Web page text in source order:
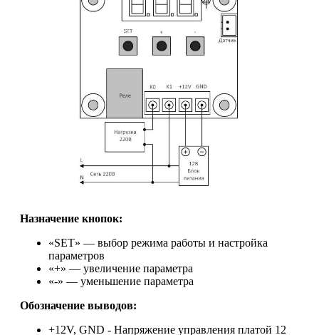
Назначение кнопок:
«SET» — выбор режима работы и настройка
параметров
«+» — увеличение параметра
«-» — уменьшение параметра
Обозначение выводов:
+12V, GND - Напряжение управления платой 12